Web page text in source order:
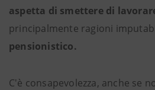
aspetta di smettere di
principalmente ragioni
pensionistico.
C'è consapevolezza, anche se